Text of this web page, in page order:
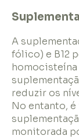
A
fólico) e B12
homocisteína
reduzir os
No entanto,
monitorada